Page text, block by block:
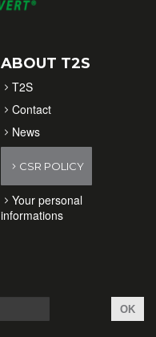
ABOUT T2S
T2S
Contact
News
CSR POLICY
Your personal
informations
OK